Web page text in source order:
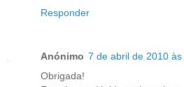
Responder
Anónimo 7 de abril de 2010 às
Obrigada!